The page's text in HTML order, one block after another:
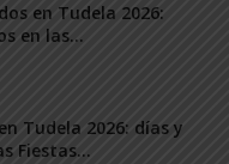
en Tudela 2026:
en las...
Tudela 2026: días y
Fiestas...